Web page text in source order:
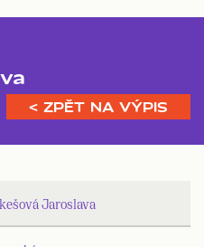
< ZPĚT NA VÝPIS
Jaroslava